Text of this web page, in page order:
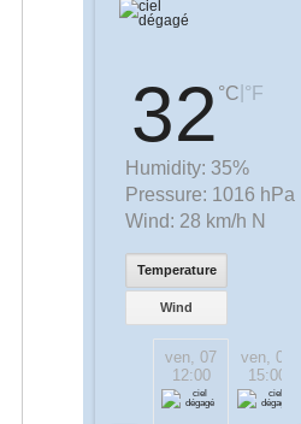
32 °C °F
Humidity: 35%
Pressure: 1016 hPa
Wind: 28 km/h N
Temperature
Wind
ven, 07
12:00
ven, 07
15:00